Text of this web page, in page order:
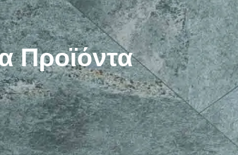
Προϊόντα